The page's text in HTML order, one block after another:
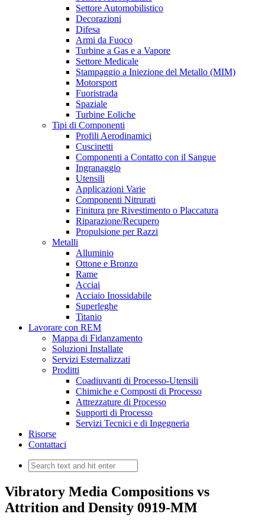
Settore Automobilistico
Decorazioni
Difesa
Armi da Fuoco
Turbine a Gas e a Vapore
Settore Medicale
Stampaggio a Iniezione del Metallo (MIM)
Motorsport
Fuoristrada
Spaziale
Turbine Eoliche
Tipi di Componenti
Profili Aerodinamici
Cuscinetti
Componenti a Contatto con il Sangue
Ingranaggio
Utensili
Applicazioni Varie
Componenti Nitrurati
Finitura pre Rivestimento o Placcatura
Riparazione/Recupero
Propulsione per Razzi
Metalli
Alluminio
Ottone e Bronzo
Rame
Acciai
Acciaio Inossidabile
Superleghe
Titanio
Lavorare con REM
Mappa di Fidanzamento
Soluzioni Installate
Servizi Esternalizzati
Proditti
Coadiuvanti di Processo-Utensili
Chimiche e Composti di Processo
Attrezzature di Processo
Supporti di Processo
Servizi Tecnici e di Ingegneria
Risorse
Contattaci
Vibratory Media Compositions vs
Attrition and Density 0919-MM